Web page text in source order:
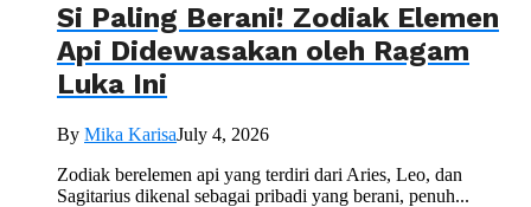
Si Paling Berani! Zodiak Elemen
Api Didewasakan oleh Ragam
Luka Ini
By Mika KarisaJuly 4, 2026
Zodiak berelemen api yang terdiri dari Aries, Leo, dan
Sagitarius dikenal sebagai pribadi yang berani, penuh...